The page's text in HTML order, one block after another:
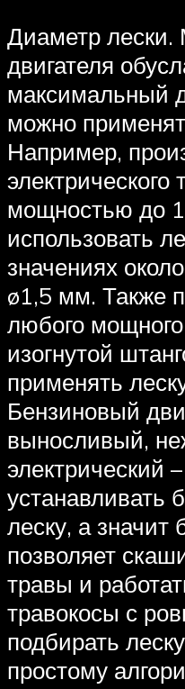
Диаметр
двигателя
максимальный
можно
Например,
мощностью до 1
использовать
значениях
ø1,5 мм. Также
любого
изогнутой
применять
Бензиновый
выносливый,
электрический
устанавливать
леску, а значит
позволяет
травы и
травокосы с
подбирать
простому